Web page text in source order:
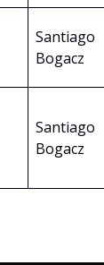
Santiago
Bogacz
Santiago
Bogacz